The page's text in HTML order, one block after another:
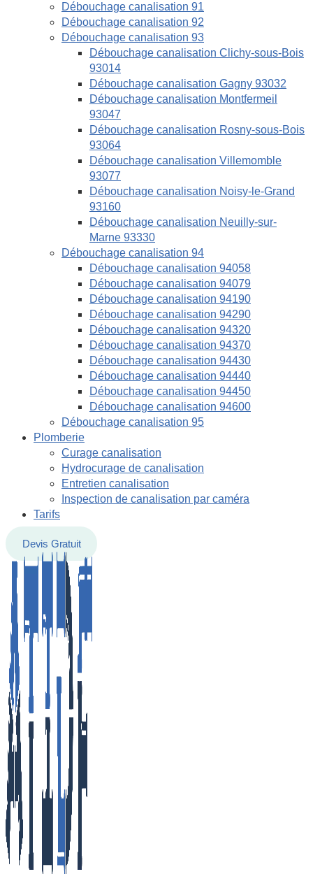
Débouchage canalisation 91
Débouchage canalisation 92
Débouchage canalisation 93
Débouchage canalisation Clichy-sous-Bois
93014
Débouchage canalisation Gagny 93032
Débouchage canalisation Montfermeil
93047
Débouchage canalisation Rosny-sous-Bois
93064
Débouchage canalisation Villemomble
93077
Débouchage canalisation Noisy-le-Grand
93160
Débouchage canalisation Neuilly-sur-
Marne 93330
Débouchage canalisation 94
Débouchage canalisation 94058
Débouchage canalisation 94079
Débouchage canalisation 94190
Débouchage canalisation 94290
Débouchage canalisation 94320
Débouchage canalisation 94370
Débouchage canalisation 94430
Débouchage canalisation 94440
Débouchage canalisation 94450
Débouchage canalisation 94600
Débouchage canalisation 95
Plomberie
Curage canalisation
Hydrocurage de canalisation
Entretien canalisation
Inspection de canalisation par caméra
Tarifs
Devis Gratuit